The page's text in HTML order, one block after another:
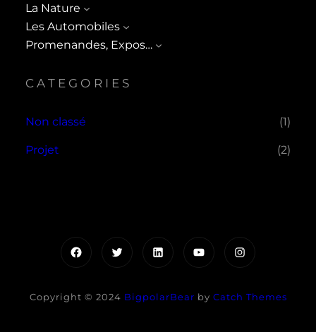
La Nature
Les Automobiles
Promenandes, Expos…
CATEGORIES
Non classé (1)
Projet (2)
FacebookTwitterLinkedInYouTubeInstagram
Copyright © 2024 BigpolarBear by Catch Themes